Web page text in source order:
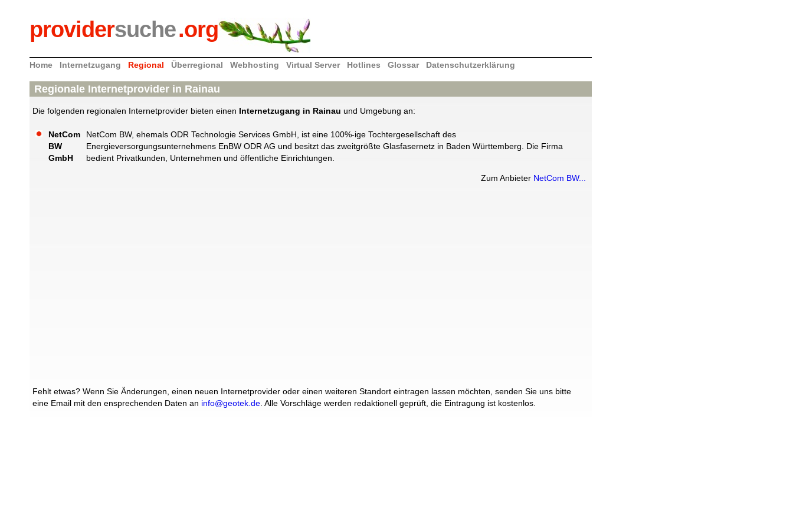
providersuche.org
Home Internetzugang Regional Überregional Webhosting Virtual Server Hotlines Glossar Datenschutzerklärung
Regionale Internetprovider in Rainau
Die folgenden regionalen Internetprovider bieten einen Internetzugang in Rainau und Umgebung an:
NetCom
BW
GmbH
NetCom BW, ehemals ODR Technologie Services GmbH, ist eine 100%-ige Tochtergesellschaft des
Energieversorgungsunternehmens EnBW ODR AG und besitzt das zweitgrößte Glasfasernetz in Baden Württemberg. Die Firma
bedient Privatkunden, Unternehmen und öffentliche Einrichtungen.
Zum Anbieter NetCom BW...
Fehlt etwas? Wenn Sie Änderungen, einen neuen Internetprovider oder einen weiteren Standort eintragen lassen möchten, senden Sie uns bitte
eine Email mit den ensprechenden Daten an info@geotek.de . Alle Vorschläge werden redaktionell geprüft, die Eintragung ist kostenlos.